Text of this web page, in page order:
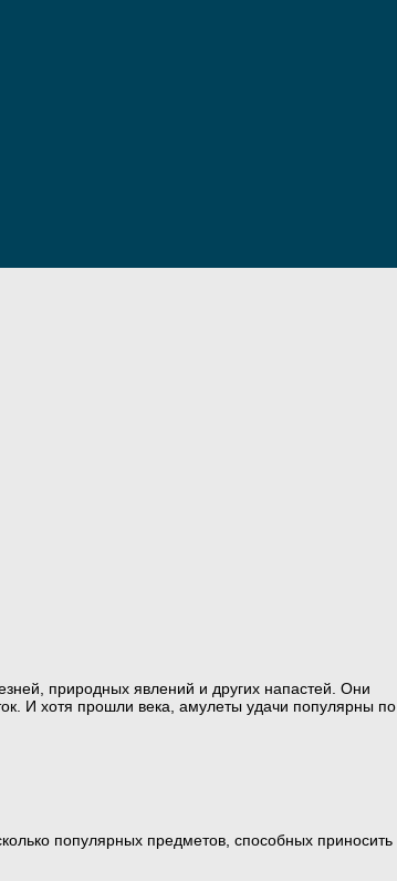
природных явлений и других напастей. Они
И хотя прошли века, амулеты удачи популярны по
популярных предметов, способных приносить